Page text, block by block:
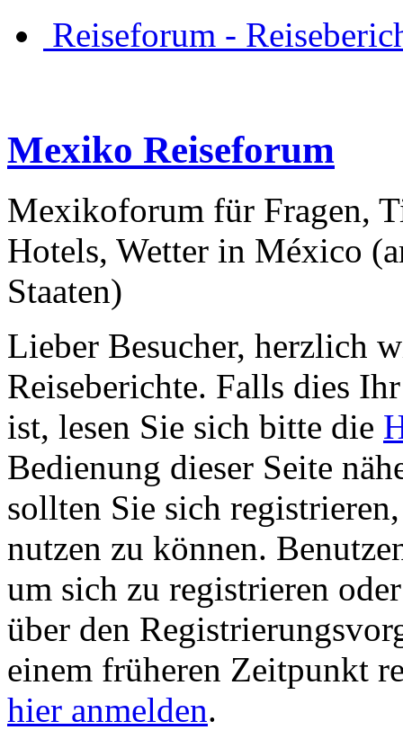
Reiseforum -
Mexiko Reiseforum
Mexikoforum für Fragen,
Hotels, Wetter in México
Staaten)
Lieber Besucher, herzlich
Reiseberichte. Falls dies
ist, lesen Sie sich bitte die
Bedienung dieser Seite
sollten Sie sich
nutzen zu können.
um sich zu registrieren
über den
einem früheren Zeitpunkt
hier anmelden.